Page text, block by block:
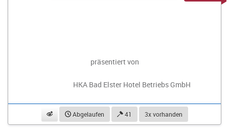
präsentiert von
HKA Bad Elster Hotel Betriebs GmbH
beobachtenAbgelaufen 41 3x vorhanden